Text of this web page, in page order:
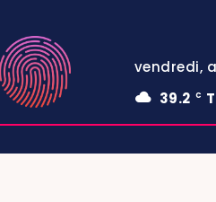
vendredi,
39.2 C